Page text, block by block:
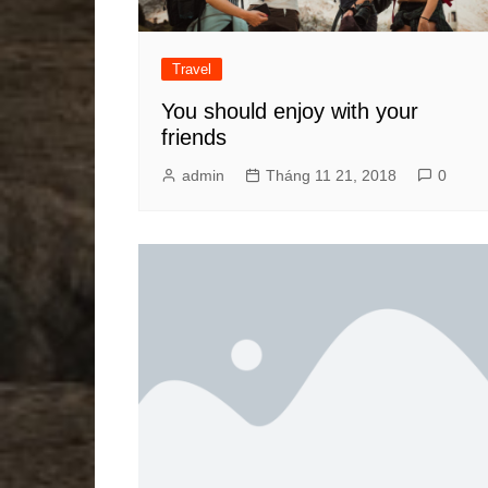
Travel
You should enjoy with your
friends
admin Tháng 11 21, 2018 0